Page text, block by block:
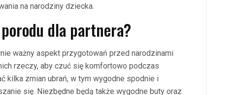
na narodziny dziecka.
dla partnera?
ważny aspekt przygotowań przed narodzinami
rzeczy, aby czuć się komfortowo podczas
kilka zmian ubrań, w tym wygodne spodnie i
się. Niezbędne będą także wygodne buty oraz